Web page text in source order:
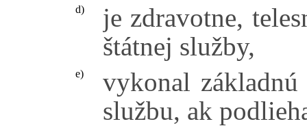
d)
je zdravotne,
štátnej služby,
e)
vykonal základnú
službu, ak